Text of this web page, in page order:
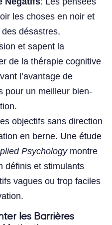
les choses en noir et
des désastres,
et sapent la
de la thérapie cognitive
l’avantage de
pour un meilleur bien-
objectifs sans direction
en berne. Une étude
Psychologymontre
définis et stimulants
vagues ou trop faciles
les Barrières